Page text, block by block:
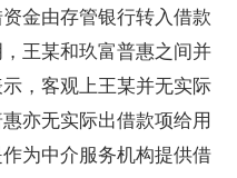
金由存管银行转入借款
王某和玖富普惠之间并
，客观上王某并无实际
亦无实际出借款项给用
为中介服务机构提供借